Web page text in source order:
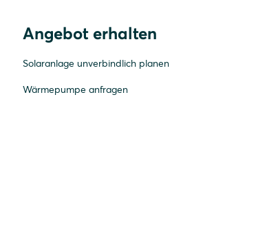
Angebot erhalten
Solaranlage unverbindlich planen
Wärmepumpe anfragen